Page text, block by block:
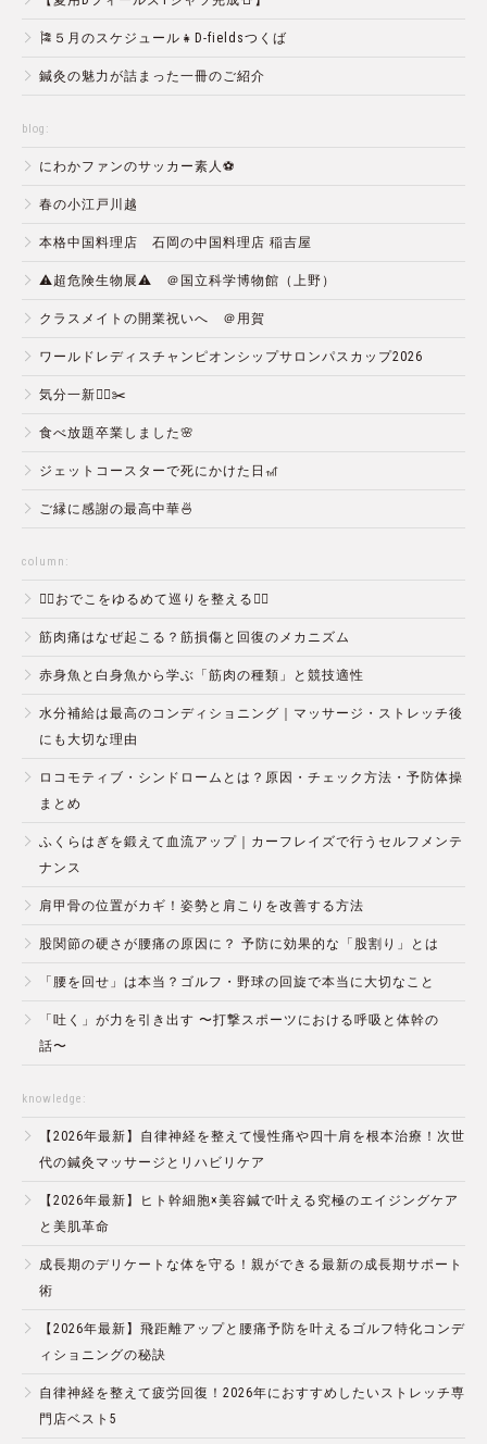
🎏５月のスケジュール👧D-fieldsつくば
鍼灸の魅力が詰まった一冊のご紹介
blog:
にわかファンのサッカー素人⚽️
春の小江戸川越
本格中国料理店 石岡の中国料理店 稲吉屋
⚠️超危険生物展⚠️ ＠国立科学博物館（上野）
クラスメイトの開業祝いへ ＠用賀
ワールドレディスチャンピオンシップサロンパスカップ2026
気分一新💇‍♂️✂️
食べ放題卒業しました🌸
ジェットコースターで死にかけた日🎢
ご縁に感謝の最高中華🍜
column:
💆‍♀️おでこをゆるめて巡りを整える💆‍♂️
筋肉痛はなぜ起こる？筋損傷と回復のメカニズム
赤身魚と白身魚から学ぶ「筋肉の種類」と競技適性
水分補給は最高のコンディショニング｜マッサージ・ストレッチ後
にも大切な理由
ロコモティブ・シンドロームとは？原因・チェック方法・予防体操
まとめ
ふくらはぎを鍛えて血流アップ｜カーフレイズで行うセルフメンテ
ナンス
肩甲骨の位置がカギ！姿勢と肩こりを改善する方法
股関節の硬さが腰痛の原因に？ 予防に効果的な「股割り」とは
「腰を回せ」は本当？ゴルフ・野球の回旋で本当に大切なこと
「吐く」が力を引き出す 〜打撃スポーツにおける呼吸と体幹の
話〜
knowledge:
【2026年最新】自律神経を整えて慢性痛や四十肩を根本治療！次世
代の鍼灸マッサージとリハビリケア
【2026年最新】ヒト幹細胞×美容鍼で叶える究極のエイジングケア
と美肌革命
成長期のデリケートな体を守る！親ができる最新の成長期サポート
術
【2026年最新】飛距離アップと腰痛予防を叶えるゴルフ特化コンデ
ィショニングの秘訣
自律神経を整えて疲労回復！2026年におすすめしたいストレッチ専
門店ベスト5